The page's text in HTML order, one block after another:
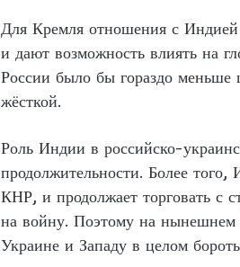
Для Кремля отношения с
и дают возможность влиять на
России было бы гораздо меньше
жёсткой.
Роль Индии в российско-
продолжительности. Более
КНР, и продолжает торговать с
на войну. Поэтому на нынешнем
Украине и Западу в целом